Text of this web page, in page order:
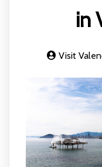
in
Visit